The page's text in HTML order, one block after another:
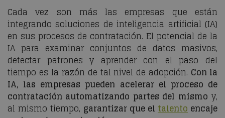
Cada vez son más las empresas que están
integrando soluciones de inteligencia artificial (IA)
en sus procesos de contratación. El potencial de la
IA para examinar conjuntos de datos masivos,
detectar patrones y aprender con el paso del
tiempo es la razón de tal nivel de adopción. Con la
IA, las empresas pueden acelerar el proceso de
contratación automatizando partes del mismo y,
al mismo tiempo, garantizar que el talento encaje